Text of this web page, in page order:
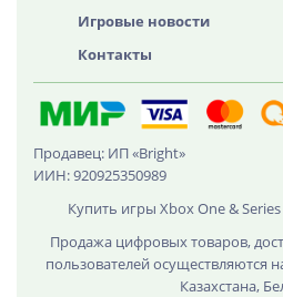
Игровые новости
Контакты
Продавец: ИП «Bright»
ИИН: 920925350989
Купить игры Xbox One &
Продажа цифровых товаров,
пользователей осуществляются
Казахстана,